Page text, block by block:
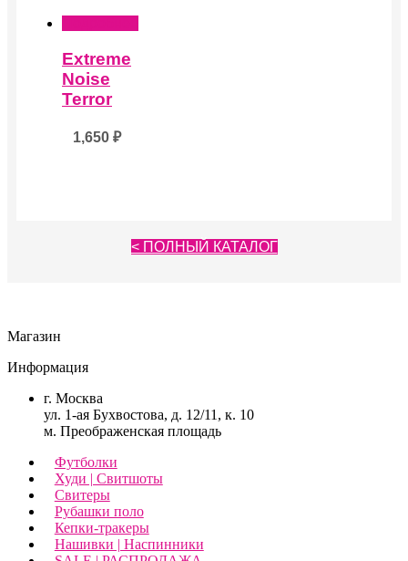
Extreme
Noise
Terror
1,650₽
< ПОЛНЫЙ КАТАЛОГ
Магазин
Информация
г. Москва
ул. 1-ая Бухвостова, д. 12/11, к. 10
м. Преображенская площадь
Футболки
Худи | Свитшоты
Свитеры
Рубашки поло
Кепки-тракеры
Нашивки | Наспинники